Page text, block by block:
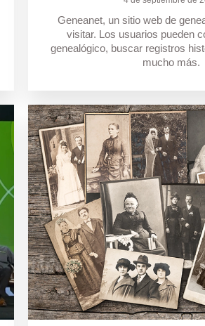
Geneanet, un sitio web de
visitar. Los usuarios pueden
genealógico, buscar registros
mucho más.